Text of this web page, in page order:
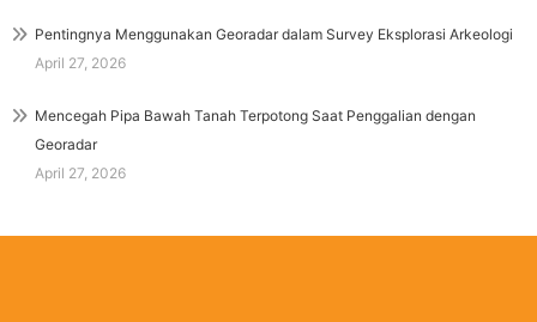
Pentingnya Menggunakan Georadar dalam Survey Eksplorasi Arkeologi
April 27, 2026
Mencegah Pipa Bawah Tanah Terpotong Saat Penggalian dengan
Georadar
April 27, 2026